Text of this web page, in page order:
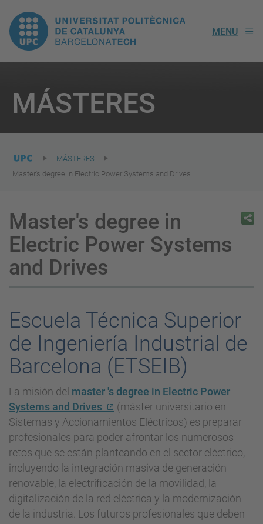
UPC.
Universitat
Politècnica
de
Catalunya
MENU
MÁSTERES
are
here:
MÁSTERES
Master's degree in Electric Power Systems and Drives
Master's degree in
Electric Power Systems
and Drives
Escuela Técnica Superior
de Ingeniería Industrial de
Barcelona (ETSEIB)
La misión del master 's degree in Electric Power
Systems and Drives
(máster universitario en
Sistemas y Accionamientos Eléctricos) es preparar
profesionales para poder afrontar los numerosos
retos que se están planteando en el sector eléctrico,
incluyendo la integración masiva de generación
renovable, la electrificación de la movilidad, la
digitalización de la red eléctrica y la modernización
de la industria. Los futuros profesionales que deben